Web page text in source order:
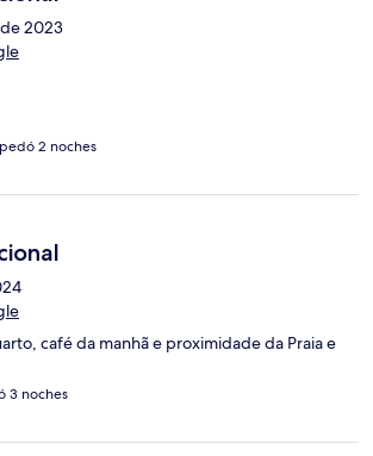
2023
2 noches
café da manhã e proximidade da Praia e
3 noches